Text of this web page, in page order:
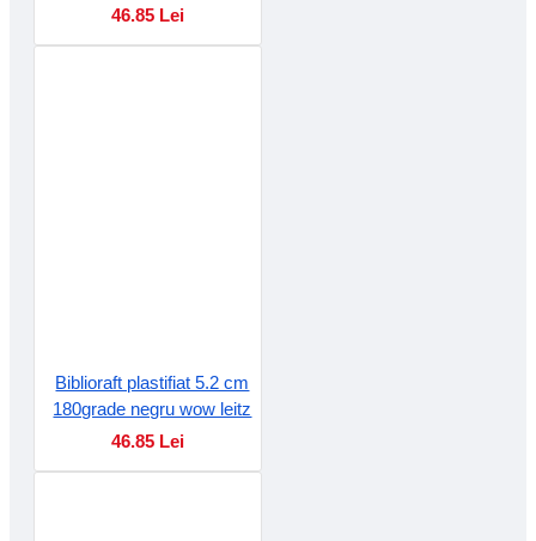
46.85 Lei
Biblioraft plastifiat 5.2 cm
180grade negru wow leitz
46.85 Lei